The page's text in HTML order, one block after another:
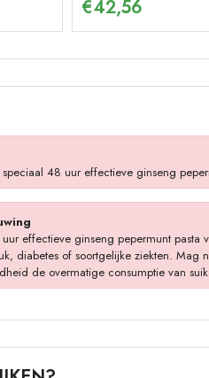
€42,56
48 uur effectieve ginseng
effectieve ginseng pepermunt
diabetes of soortgelijke ziekten. Mag
de overmatige consumptie van